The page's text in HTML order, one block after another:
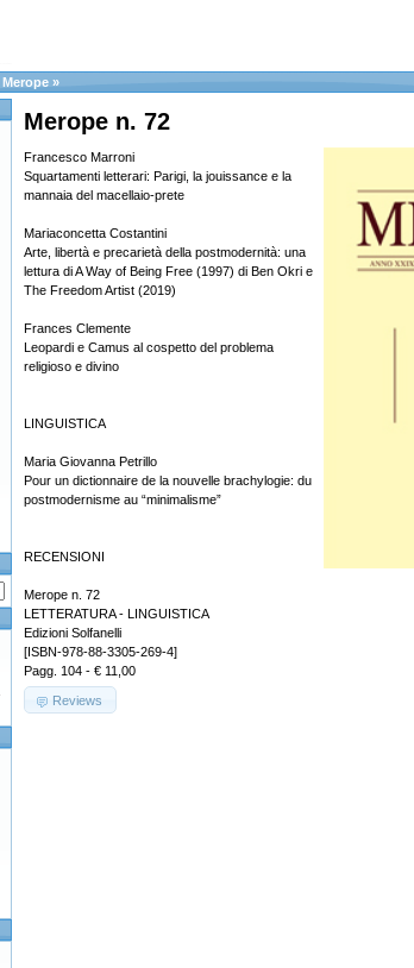
Merope »
Merope n. 72
Francesco Marroni
Squartamenti letterari: Parigi, la jouissance e la
mannaia del macellaio-prete
Mariaconcetta Costantini
Arte, libertà e precarietà della postmodernità: una
lettura di A Way of Being Free (1997) di Ben Okri e
The Freedom Artist (2019)
Frances Clemente
Leopardi e Camus al cospetto del problema
religioso e divino
LINGUISTICA
Maria Giovanna Petrillo
Pour un dictionnaire de la nouvelle brachylogie: du
postmodernisme au “minimalisme”
RECENSIONI
Merope n. 72
LETTERATURA - LINGUISTICA
Edizioni Solfanelli
[ISBN-978-88-3305-269-4]
Pagg. 104 - € 11,00
Reviews